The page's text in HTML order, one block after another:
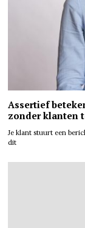
Assertief
zonder klanten
Je klant stuurt een
dit